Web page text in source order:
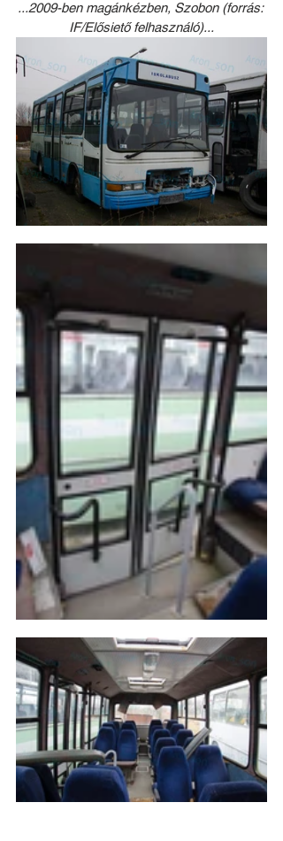
...2009-ben magánkézben, Szobon (forrás:
IF/Elősiető felhasználó)...